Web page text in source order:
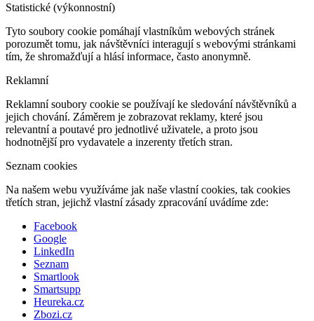
Statistické (výkonnostní)
Tyto soubory cookie pomáhají vlastníkům webových stránek
porozumět tomu, jak návštěvníci interagují s webovými stránkami
tím, že shromažďují a hlásí informace, často anonymně.
Reklamní
Reklamní soubory cookie se používají ke sledování návštěvníků a
jejich chování. Záměrem je zobrazovat reklamy, které jsou
relevantní a poutavé pro jednotlivé uživatele, a proto jsou
hodnotnější pro vydavatele a inzerenty třetích stran.
Seznam cookies
Na našem webu využíváme jak naše vlastní cookies, tak cookies
třetích stran, jejichž vlastní zásady zpracování uvádíme zde:
Facebook
Google
LinkedIn
Seznam
Smartlook
Smartsupp
Heureka.cz
Zbozi.cz